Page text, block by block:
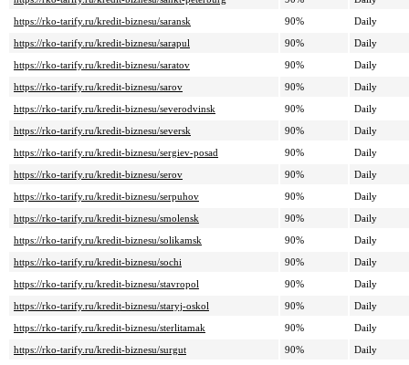
https://rko-tarify.ru/kredit-biznesu/saransk
90%
Daily
https://rko-tarify.ru/kredit-biznesu/sarapul
90%
Daily
https://rko-tarify.ru/kredit-biznesu/saratov
90%
Daily
https://rko-tarify.ru/kredit-biznesu/sarov
90%
Daily
https://rko-tarify.ru/kredit-biznesu/severodvinsk
90%
Daily
https://rko-tarify.ru/kredit-biznesu/seversk
90%
Daily
https://rko-tarify.ru/kredit-biznesu/sergiev-posad
90%
Daily
https://rko-tarify.ru/kredit-biznesu/serov
90%
Daily
https://rko-tarify.ru/kredit-biznesu/serpuhov
90%
Daily
https://rko-tarify.ru/kredit-biznesu/smolensk
90%
Daily
https://rko-tarify.ru/kredit-biznesu/solikamsk
90%
Daily
https://rko-tarify.ru/kredit-biznesu/sochi
90%
Daily
https://rko-tarify.ru/kredit-biznesu/stavropol
90%
Daily
https://rko-tarify.ru/kredit-biznesu/staryj-oskol
90%
Daily
https://rko-tarify.ru/kredit-biznesu/sterlitamak
90%
Daily
https://rko-tarify.ru/kredit-biznesu/surgut
90%
Daily